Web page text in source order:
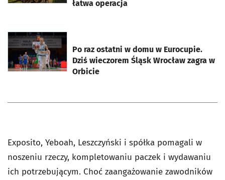
łatwa operacja
Po raz ostatni w domu w Eurocupie.
Dziś wieczorem Śląsk Wrocław zagra w
Orbicie
otworzy się w nowej karcie
Exposito, Yeboah, Leszczyński i spółka pomagali w
noszeniu rzeczy, kompletowaniu paczek i wydawaniu
ich potrzebującym. Choć zaangażowanie zawodników